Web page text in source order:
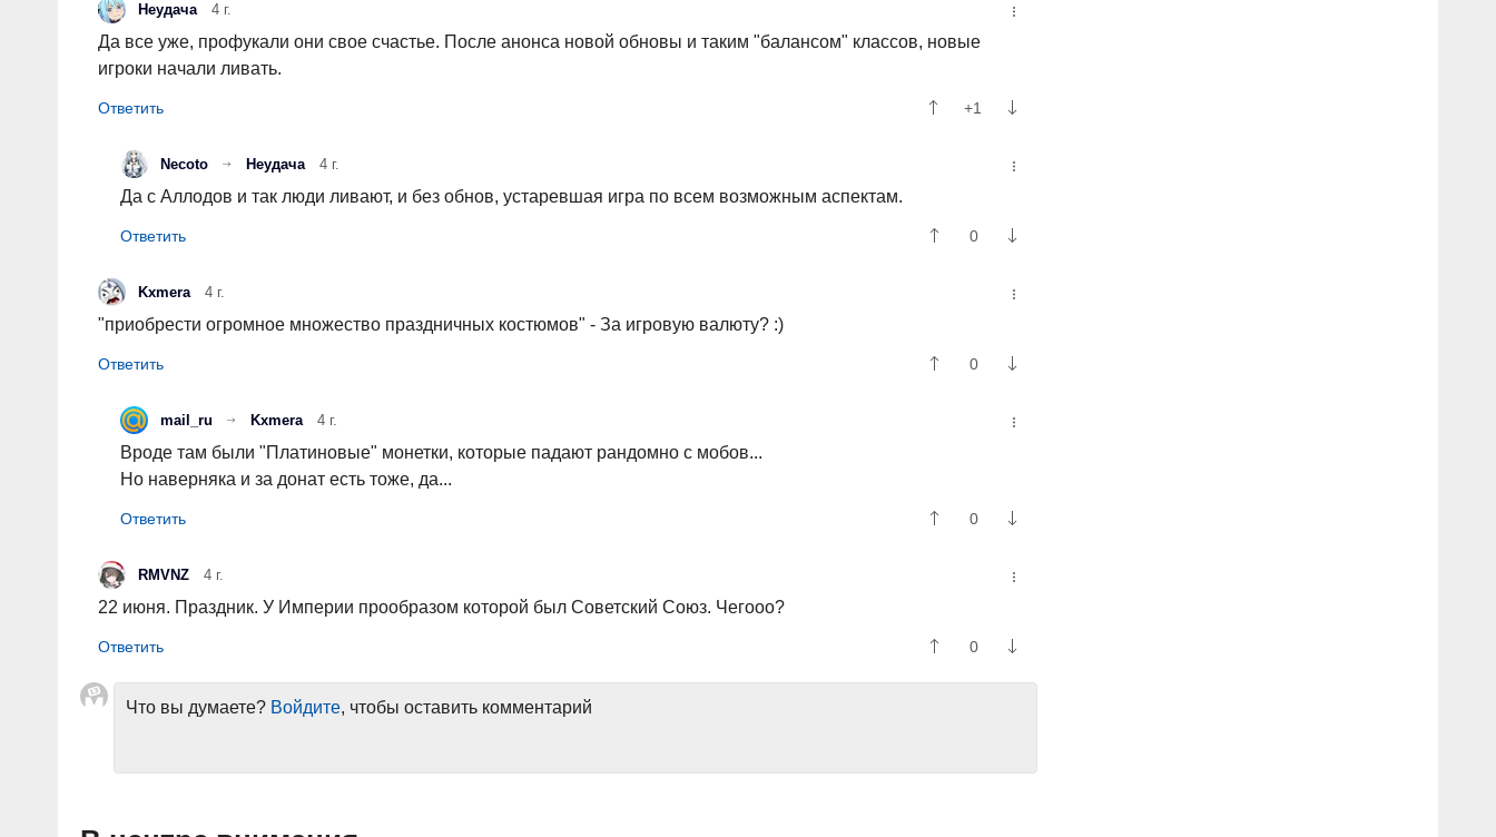
Неудача 4 г.
Да все уже, профукали они свое счастье. После анонса новой обновы и таким "балансом" классов, новые
игроки начали ливать.
+1
Necoto Неудача 4 г.
Да с Аллодов и так люди ливают, и без обнов, устаревшая игра по всем возможным аспектам.
0
Kxmera 4 г.
"приобрести огромное множество праздничных костюмов" - За игровую валюту? :)
0
mail_ru Kxmera 4 г.
Вроде там были "Платиновые" монетки, которые падают рандомно с мобов...
Но наверняка и за донат есть тоже, да...
0
RMVNZ 4 г.
22 июня. Праздник. У Империи прообразом которой был Советский Союз. Чегооо?
0
Что вы думаете? Войдите, чтобы оставить комментарий